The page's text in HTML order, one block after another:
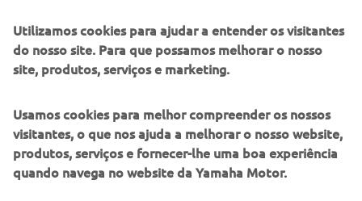
Diretor de Vendas de
Área RV (Veículos
Motor Europe N.V.
Diretor de Departamento
RVPP (Recreational
Utilizamos cookies para ajudar a entender os visitantes
do nosso site. Para que possamos melhorar o nosso
site, produtos, serviços e marketing.
Usamos cookies para melhor compreender os nossos
visitantes, o que nos ajuda a melhorar o nosso website,
produtos, serviços e fornecer-lhe uma boa experiência
quando navega no website da Yamaha Motor.